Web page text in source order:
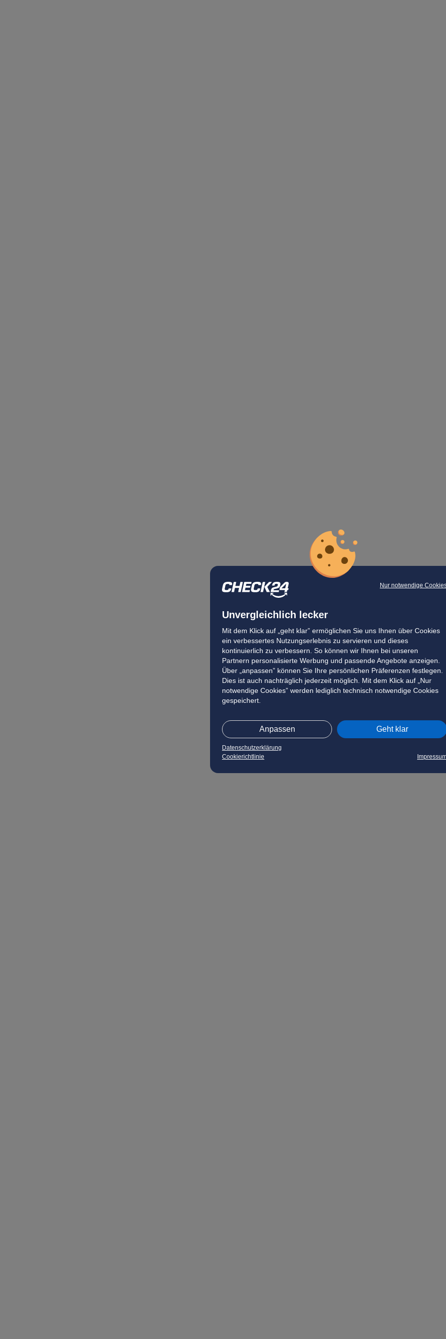
Nur notwendige
Unvergleichlich lecker
Mit dem Klick auf „geht klar” ermöglichen Sie uns Ihnen über Cookies
ein verbessertes Nutzungserlebnis zu servieren und dieses
kontinuierlich zu verbessern. So können wir Ihnen bei unseren
Partnern personalisierte Werbung und passende Angebote anzeigen.
Über „anpassen” können Sie Ihre persönlichen Präferenzen festlegen.
Dies ist auch nachträglich jederzeit möglich. Mit dem Klick auf „Nur
notwendige Cookies” werden lediglich technisch notwendige Cookies
gespeichert.
Anpassen Geht klar
Datenschutzerklärung
Cookierichtlinie